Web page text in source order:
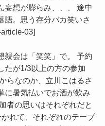
妄想が膨らみ、、、 途中
語。思う存分バカ笑いさ
03]
親会は「笑笑」で。 予約
たが1/3以上の方の参加
らなのか、立川こはるさ
に暑気払いでお酒が飲み
者の思いはそれぞれだと
れて、それぞれのテーブ